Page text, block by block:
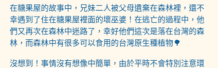
在糖果屋的故事中，兄妹二人被父母遺棄在森林裡，還不
幸遇到了住在糖果屋裡面的壞巫婆！在逃亡的過程中，他
們又再次在森林中迷路了，幸好他們這次是落在台灣的森
林，而森林中有很多可以食用的台灣原生種植物🌳
沒想到！事情沒有想像中簡單，由於平時不會特別注意環